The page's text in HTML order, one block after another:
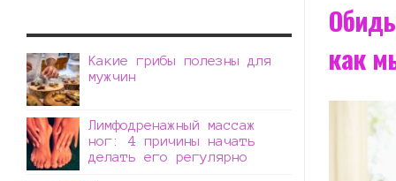
как
Какие грибы полезны для
мужчин
Лимфодренажный массаж
ног: 4 причины начать
делать его регулярно